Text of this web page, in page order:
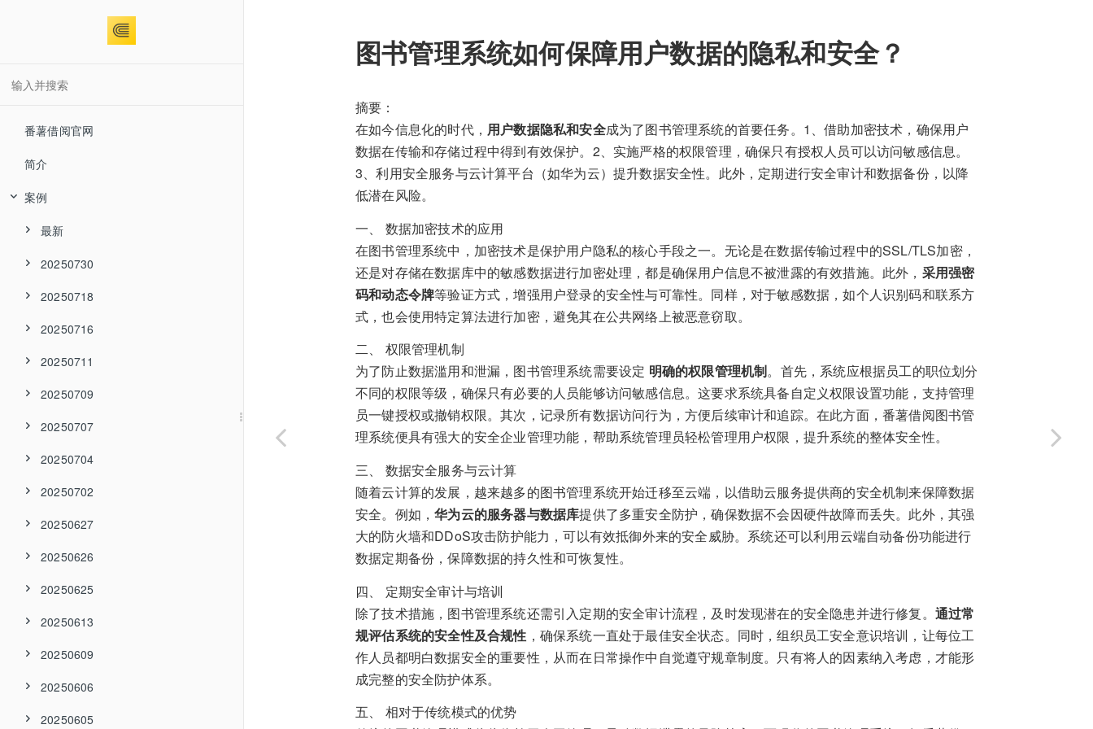
番薯借阅官网
简介
案例
最新
20250730
20250718
20250716
20250711
20250709
20250707
20250704
20250702
20250627
20250626
20250625
20250613
20250609
20250606
20250605
图书管理系统如何保障用户数据的隐私和安全？
摘要：
在如今信息化的时代， 用户数据隐私和安全成为了图书管理系统的首要任务。1、借助加密技术，确保用户
数据在传输和存储过程中得到有效保护。2、实施严格的权限管理，确保只有授权人员可以访问敏感信息。
3、利用安全服务与云计算平台（如华为云）提升数据安全性。此外，定期进行安全审计和数据备份，以降
低潜在风险。
一、 数据加密技术的应用
在图书管理系统中，加密技术是保护用户隐私的核心手段之一。无论是在数据传输过程中的SSL/TLS加密，
还是对存储在数据库中的敏感数据进行加密处理，都是确保用户信息不被泄露的有效措施。此外， 采用强密
码和动态令牌等验证方式，增强用户登录的安全性与可靠性。同样，对于敏感数据，如个人识别码和联系方
式，也会使用特定算法进行加密，避免其在公共网络上被恶意窃取。
二、 权限管理机制
为了防止数据滥用和泄漏，图书管理系统需要设定 明确的权限管理机制。首先，系统应根据员工的职位划分
不同的权限等级，确保只有必要的人员能够访问敏感信息。这要求系统具备自定义权限设置功能，支持管理
员一键授权或撤销权限。其次，记录所有数据访问行为，方便后续审计和追踪。在此方面，番薯借阅图书管
理系统便具有强大的安全企业管理功能，帮助系统管理员轻松管理用户权限，提升系统的整体安全性。
三、 数据安全服务与云计算
随着云计算的发展，越来越多的图书管理系统开始迁移至云端，以借助云服务提供商的安全机制来保障数据
安全。例如，华为云的服务器与数据库提供了多重安全防护，确保数据不会因硬件故障而丢失。此外，其强
大的防火墙和DDoS攻击防护能力，可以有效抵御外来的安全威胁。系统还可以利用云端自动备份功能进行
数据定期备份，保障数据的持久性和可恢复性。
四、 定期安全审计与培训
除了技术措施，图书管理系统还需引入定期的安全审计流程，及时发现潜在的安全隐患并进行修复。 通过常
规评估系统的安全性及合规性 ，确保系统一直处于最佳安全状态。同时，组织员工安全意识培训，让每位工
作人员都明白数据安全的重要性，从而在日常操作中自觉遵守规章制度。只有将人的因素纳入考虑，才能形
成完整的安全防护体系。
五、 相对于传统模式的优势